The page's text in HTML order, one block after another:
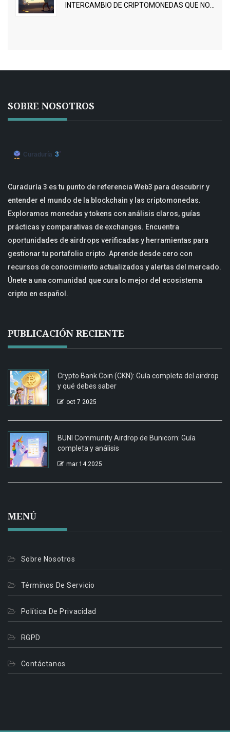
INTERCAMBIO DE CRIPTOMONEDAS QUE NO
SOBRE NOSOTROS
Curaduría 3 es tu punto de referencia Web3 para descubrir y
entender el mundo de la blockchain y las criptomonedas.
Exploramos monedas y tokens con análisis claros, guías
prácticas y comparativas de exchanges. Encuentra
oportunidades de airdrops verificadas y herramientas para
gestionar tu portafolio cripto. Aprende desde cero con
recursos de conocimiento actualizados y alertas del mercado.
Únete a una comunidad que cura lo mejor del ecosistema
cripto en español.
PUBLICACIÓN RECIENTE
Crypto Bank Coin (CKN): Guía completa del airdrop
y qué debes saber
oct 7 2025
BUNI Community Airdrop de Bunicorn: Guía
completa y análisis
mar 14 2025
MENÚ
Sobre Nosotros
Términos De Servicio
Política De Privacidad
RGPD
Contáctanos